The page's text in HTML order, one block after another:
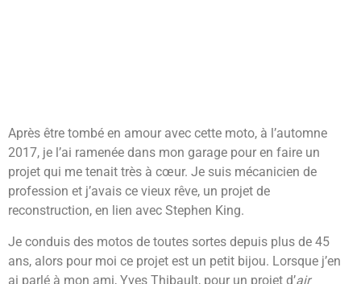
Après être tombé en amour avec cette moto, à l’automne
2017, je l’ai ramenée dans mon garage pour en faire un
projet qui me tenait très à cœur. Je suis mécanicien de
profession et j’avais ce vieux rêve, un projet de
reconstruction, en lien avec Stephen King.
Je conduis des motos de toutes sortes depuis plus de 45
ans, alors pour moi ce projet est un petit bijou. Lorsque j’en
ai parlé à mon ami, Yves Thibault, pour un projet d’air